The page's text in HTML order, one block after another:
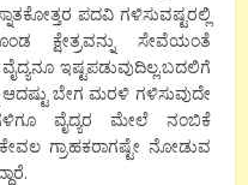
ಪದವಿ ಗಳಿಸುವಷ್ಟರಲ್ಲಿ
ಕ್ಷೇತ್ರವನ್ನು ಸೇವೆಯಂತೆ
ಇಷ್ಟಪಡುವುದಿಲ್ಲ.ಬದಲಿಗೆ
ಬೇಗ ಮರಳಿ ಗಳಿಸುವುದೇ
ವೈದ್ಯರ ಮೇಲೆ ನಂಬಿಕೆ
ಗ್ರಾಹಕರಾಗಷ್ಟೇ ನೋಡುವ